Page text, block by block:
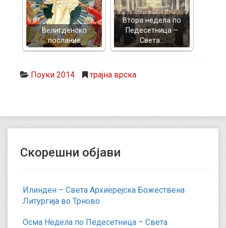
Велигденско
послание
Втора недела по
Педесетница –
Света…
Поуки 2014 трајна врска
Скорешни објави
Илинден – Света Архиерејска Божествена
Литургија во Трново
Осма Недела по Педесетница – Света